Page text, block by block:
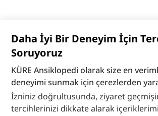
Daha İyi Bir Deneyim İçin
Soruyoruz
KÜRE Ansiklopedi olarak size en
deneyimi sunmak için çerezlerden
İzniniz doğrultusunda, ziyaret
tercihlerinizi dikkate alarak